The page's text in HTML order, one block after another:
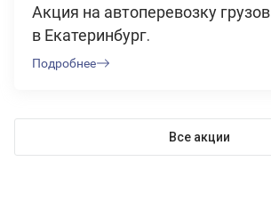
Акция на автоперевозку
в Екатеринбург.
Подробнее
Все акции